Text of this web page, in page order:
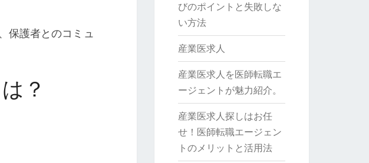
保護者とのコミュ
？
びのポイントと失敗しな
い方法
産業医求人
産業医求人を医師転職エ
ージェントが魅力紹介。
産業医求人探しはお任
せ！医師転職エージェン
トのメリットと活用法